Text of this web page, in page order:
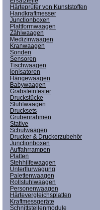
Härteprüfer von Kunststoffen
Handkraftmesser
Junctionboxen
Plattformwaagen
Zählwaagen
Medizinwaagen
Kranwaagen
Sonden
Sensoren
Tischwaagen
Ionisatoren
Hängewaagen
Babywaagen
Grabsteintester
Druckstücke
Stuhlwaagen
Drucksets
Grubenrahmen
Stative
Schulwaagen
Drucker & Druckerzubehör
Junctionboxen
Auffahrrampen
Platten
Stehhilfewaagen
Unterflurwägung
Palettenwaagen
Rollstuhlwaagen
Personenwaagen
Härtevergleichsplatten
Kraftmessgeräte
Schnittstellenmodule